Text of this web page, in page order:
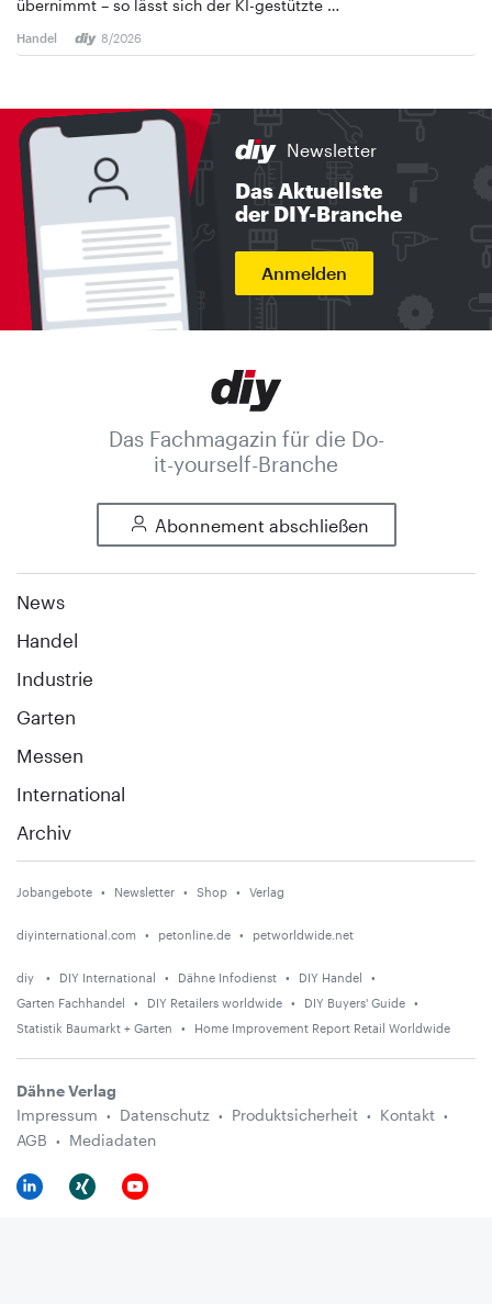
übernimmt – so lässt sich der KI-gestützte …
Handel 8/2026
Newsletter
Das Aktuellste
der DIY-Branche
Anmelden
Das Fachmagazin für die Do-
it-yourself-Branche
Abonnement abschließen
News
Handel
Industrie
Garten
Messen
International
Archiv
Jobangebote Newsletter Shop Verlag
diyinternational.com petonline.de petworldwide.net
diy DIY International Dähne Infodienst
DIY Handel
Garten Fachhandel
DIY Retailers worldwide
DIY Buyers' Guide
Statistik Baumarkt + Garten
Home Improvement Report Retail Worldwide
Dähne Verlag
Impressum
Datenschutz Produktsicherheit
Kontakt
AGB
Mediadaten